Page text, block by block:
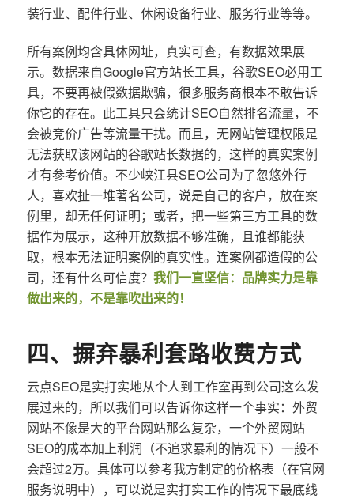
装行业、配件行业、休闲设备行业、服务行业等等。
所有案例均含具体网址，真实可查，有数据效果展
示。数据来自Google官方站长工具，谷歌SEO必用工
具，不要再被假数据欺骗，很多服务商根本不敢告诉
你它的存在。此工具只会统计SEO自然排名流量，不
会被竞价广告等流量干扰。而且，无网站管理权限是
无法获取该网站的谷歌站长数据的，这样的真实案例
才有参考价值。不少峡江县SEO公司为了忽悠外行
人，喜欢扯一堆著名公司，说是自己的客户，放在案
例里，却无任何证明；或者，把一些第三方工具的数
据作为展示，这种开放数据不够准确，且谁都能获
取，根本无法证明案例的真实性。连案例都造假的公
司，还有什么可信度？ 我们一直坚信：品牌实力是靠
做出来的，不是靠吹出来的！
四、摒弃暴利套路收费方式
云点SEO是实打实地从个人到工作室再到公司这么发
展过来的，所以我们可以告诉你这样一个事实：外贸
网站不像是大的平台网站那么复杂，一个外贸网站
SEO的成本加上利润（不追求暴利的情况下）一般不
会超过2万。具体可以参考我方制定的价格表（在官网
服务说明中），可以说是实打实工作的情况下最底线